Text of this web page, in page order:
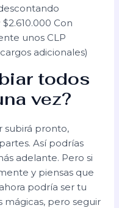
Con
unos CLP
adicionales)
todos
vez?
subirá pronto,
Así podrías
adelante. Pero si
y piensas que
podría ser tu
mágicas, pero seguir